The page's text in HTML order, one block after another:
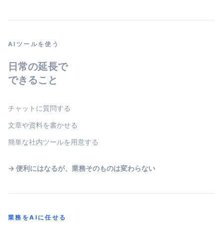
AIツールを使う
日常の延長で
できること
チャットに質問する
文章や資料を書かせる
簡単な社内ツールを用意する
→ 便利にはなるが、業務そのものは変わらない
業務をAIに任せる